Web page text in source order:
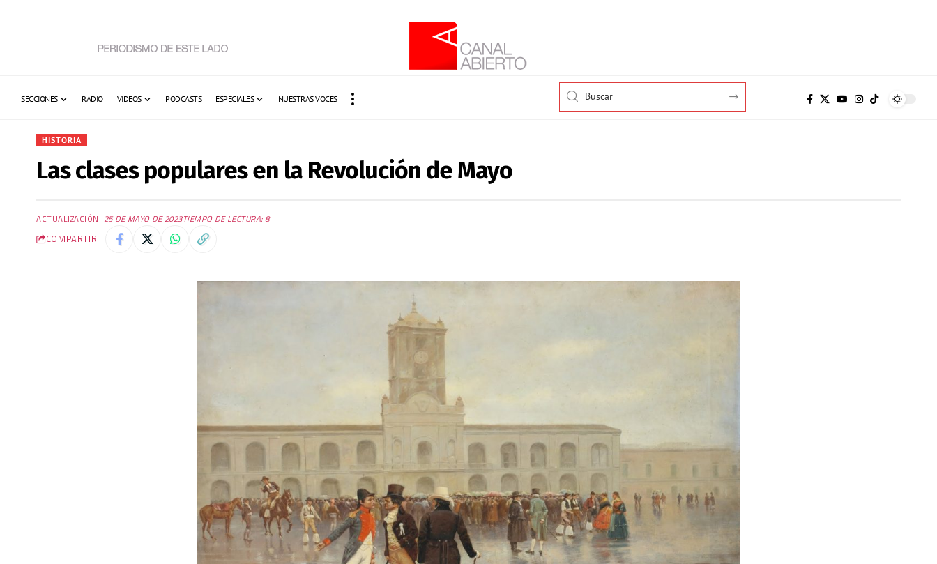
SECCIONES RADIO VIDEOS PODCASTS ESPECIALES NUESTRAS VOCES
HISTORIA
Las clases populares en la Revolución de Mayo
ACTUALIZACIÓN: 25 DE MAYO DE 2023TIEMPO DE LECTURA: 8
COMPARTIR